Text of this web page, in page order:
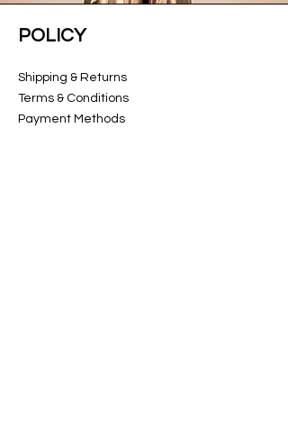
POLICY
Shipping & Returns
Terms & Conditions
Payment Methods